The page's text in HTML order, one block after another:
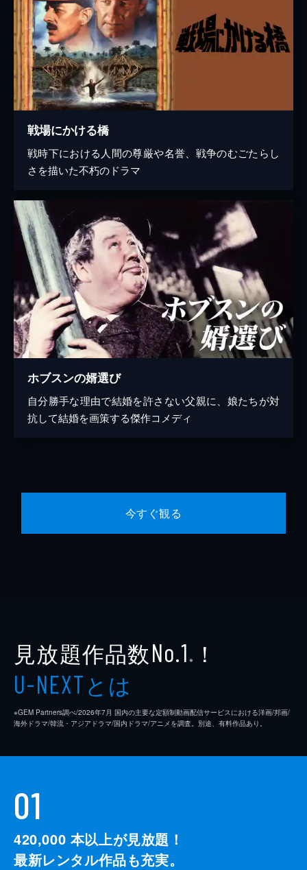
戦場にかける橋
戦時下における人間の尊厳や名誉、戦争のむごたらし
さを描いた不朽のドラマ
ホブスンの婿選び
自分勝手な理由で結婚を許さない父親に、娘たちが対
抗して結婚を画策する傑作コメディ
今すぐ観る
見放題作品数No.1 ※ ！
U-NEXTとは
※GEM Partners調べ/2026年7⽉ 国内の主要な定額制動画配信サービスにおける洋画/邦画/
海外ドラマ/韓流・アジアドラマ/国内ドラマ/アニメを調査。別途、有料作品あり。
01
420,000 本以上が見放題！
最新レンタル作品も充実。